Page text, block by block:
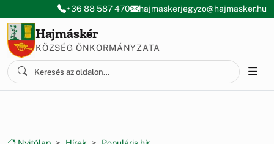
Ugrás a menüre
Ugrás a tartalomra
+36 88 587 470 hajmaskerjegyzo@hajmasker.hu
Hajmáskér
KÖZSÉG ÖNKORMÁNYZATA